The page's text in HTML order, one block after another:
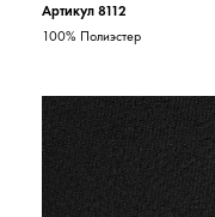
Артикул 8112
100% Полиэстер